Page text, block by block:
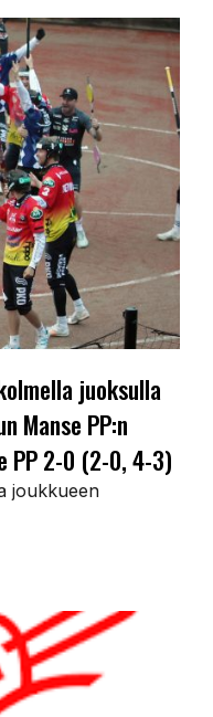
juoksulla
Manse PP:n
PP 2-0 (2-0, 4-3)
joukkueen